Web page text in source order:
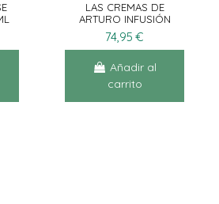
LAS CREMAS DE
ARTURO INFUSIÓN
ABSOLUTA EXO-
PEPTÍDICA
74,95 €
Añadir al
carrito